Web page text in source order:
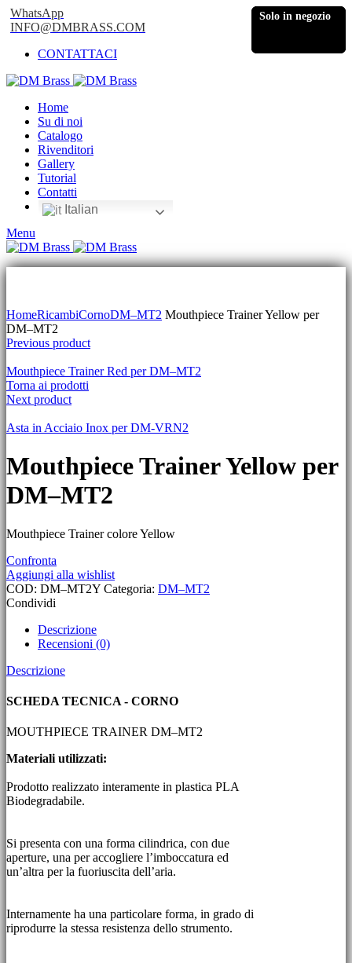
WhatsApp
INFO@DMBRASS.COM
CONTATTACI
Home
Su di noi
Catalogo
Rivenditori
Gallery
Tutorial
Contatti
Italian
Menu
HomeRicambiCornoDM–MT2 Mouthpiece Trainer Yellow per
DM–MT2
Previous product
Mouthpiece Trainer Red per DM–MT2
Torna ai prodotti
Next product
Asta in Acciaio Inox per DM-VRN2
Mouthpiece Trainer Yellow per
DM–MT2
Mouthpiece Trainer colore Yellow
Confronta
Aggiungi alla wishlist
COD: DM–MT2Y Categoria: DM–MT2
Condividi
Descrizione
Recensioni (0)
Descrizione
SCHEDA TECNICA - CORNO
MOUTHPIECE TRAINER DM–MT2
Materiali utilizzati:
Prodotto realizzato interamente in plastica PLA
Biodegradabile.
Si presenta con una forma cilindrica, con due
aperture, una per accogliere l’imboccatura ed
un’altra per la fuoriuscita dell’aria.
Internamente ha una particolare forma, in grado di
riprodurre la stessa resistenza dello strumento.
Solo in negozio
Solo in negozio
Solo in negozio
Solo in negozio